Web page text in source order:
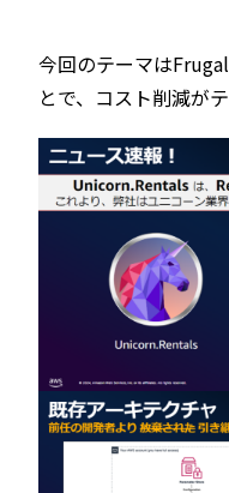
今回のテーマは
とで、コスト削減が